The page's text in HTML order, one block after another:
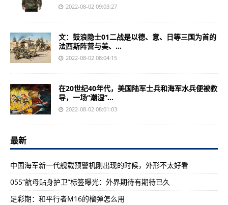
2022-08-02 09:03:27
文：鼓浪隐士01二战是以德、意、日等三国为首的
法西斯阵营与美、...
2022-08-02 08:04:15
在20世纪40年代，美国陆军士兵和海军水兵便被教
导，一场“潮湿”...
2022-08-02 08:01:03
最新
中国海军新一代舰载预警机刚出现的时候，外形不太好看
055“航母贴身护卫”标签曝光：外界期待有期待已久
足彩期：和平行者M16的榴弹怎么用